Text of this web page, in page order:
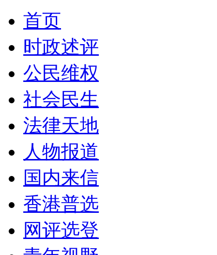
首页
时政述评
公民维权
社会民生
法律天地
人物报道
国内来信
香港普选
网评选登